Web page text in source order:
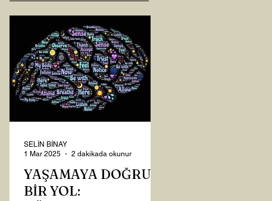
YAŞAMAYA DOĞRU
BİR YOL:
SELİN BİNAY
1 Mar 2025
2 dakikada okunur